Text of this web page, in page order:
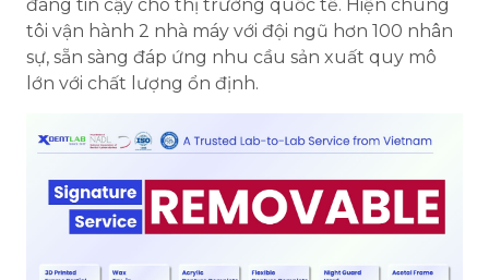
đáng tin cậy cho thị trường quốc tế. Hiện chúng
tôi vận hành 2 nhà máy với đội ngũ hơn 100 nhân
sự, sẵn sàng đáp ứng nhu cầu sản xuất quy mô
lớn với chất lượng ổn định.